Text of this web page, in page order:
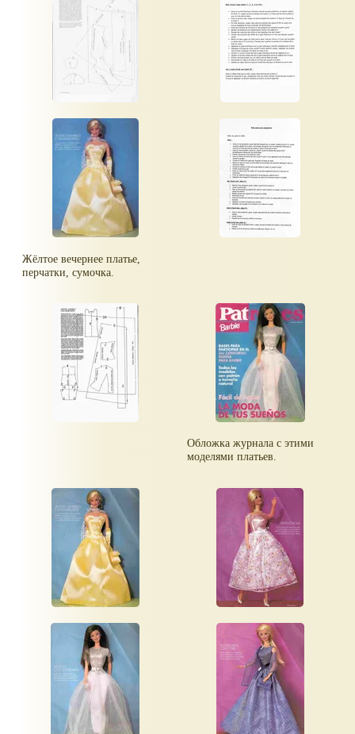
Жёлтое вечернее платье,
перчатки, сумочка.
Обложка журнала с этими
моделями платьев.